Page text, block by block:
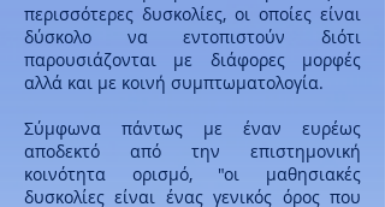
περισσότερες δυσκολίες, οι οποίες είναι
δύσκολο να εντοπιστούν διότι
παρουσιάζονται με διάφορες μορφές
αλλά και με κοινή συμπτωματολογία.
Σύμφωνα πάντως με έναν ευρέως
αποδεκτό από την επιστημονική
κοινότητα ορισμό, "οι μαθησιακές
δυσκολίες είναι ένας γενικός όρος που